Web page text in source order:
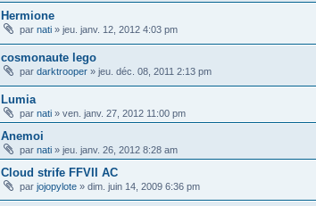
Hermione
par nati » jeu. janv. 12, 2012 4:03 pm
cosmonaute lego
par darktrooper » jeu. déc. 08, 2011 2:13 pm
Lumia
par nati » ven. janv. 27, 2012 11:00 pm
Anemoi
par nati » jeu. janv. 26, 2012 8:28 am
Cloud strife FFVII AC
par jojopylote » dim. juin 14, 2009 6:36 pm